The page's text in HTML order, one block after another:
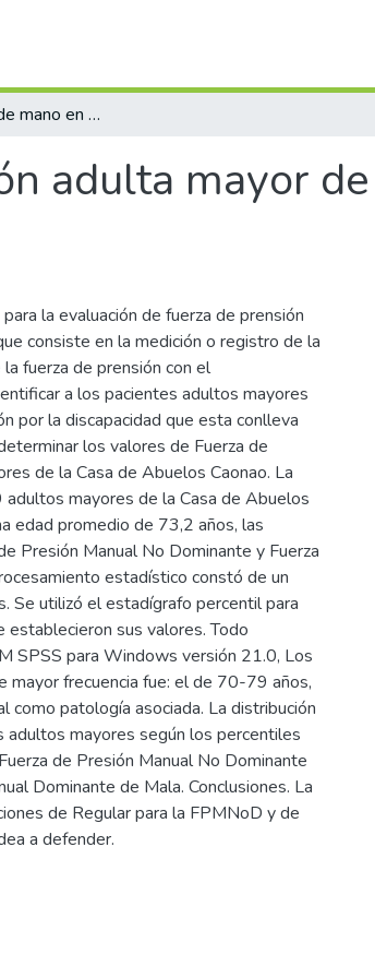
Fuerza Prensil de mano en población adulta mayor de la Casa de Abuelos Caonao
adulta mayor
la evaluación de fuerza de prensión
consiste en la medición o registro de la
fuerza de prensión con el
a los pacientes adultos mayores
por la discapacidad que esta conlleva
los valores de Fuerza de
de la Casa de Abuelos Caonao. La
mayores de la Casa de Abuelos
edad promedio de 73,2 años, las
Presión Manual No Dominante y Fuerza
estadístico constó de un
Se utilizó el estadígrafo percentil para
sus valores. Todo
SPSS para Windows versión 21.0, Los
mayor frecuencia fue: el de 70-79 años,
como patología asociada. La distribución
adultos mayores según los percentiles
de Presión Manual No Dominante
Dominante de Mala. Conclusiones. La
de Regular para la FPMNoD y de
a defender.